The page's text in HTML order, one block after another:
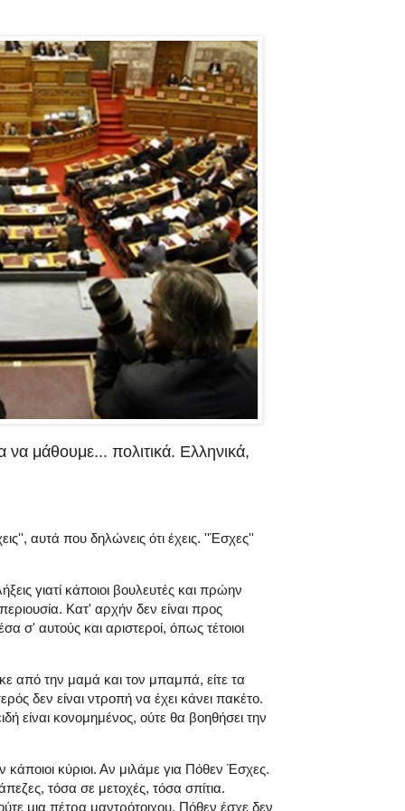
μάθουμε... πολιτικά. Ελληνικά,
αυτά που δηλώνεις ότι έχεις. ''Έσχες''
γιατί κάποιοι βουλευτές και πρώην
Κατ' αρχήν δεν είναι προς
σ' αυτούς και αριστεροί, όπως τέτοιοι
από την μαμά και τον μπαμπά, είτε τα
δεν είναι ντροπή να έχει κάνει πακέτο.
είναι κονομημένος, ούτε θα βοηθήσει την
κύριοι. Αν μιλάμε για Πόθεν Έσχες.
τόσα σε μετοχές, τόσα σπίτια.
μια πέτρα μαντρότοιχου. Πόθεν έσχε δεν